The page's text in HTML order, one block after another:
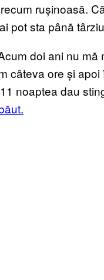
rușinoasă.
pot sta până
doi ani nu
câteva ore și
noaptea dau